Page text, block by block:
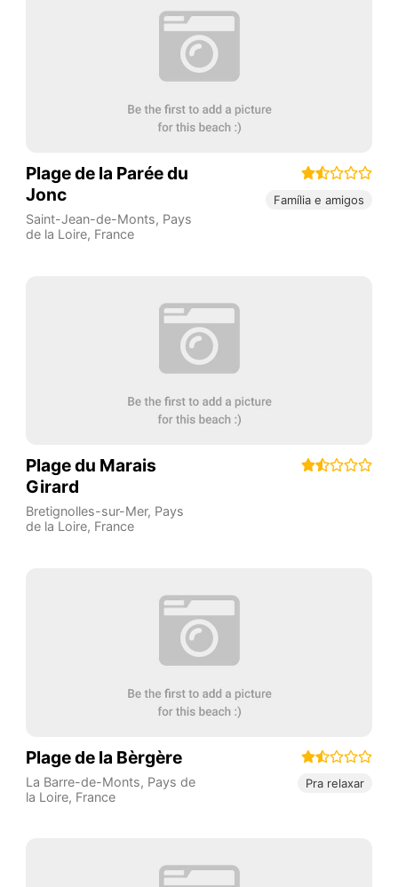
Plage de la Parée du
Jonc
Saint-Jean-de-Monts, Pays
de la Loire, France
Família e amigos
Plage du Marais
Girard
Bretignolles-sur-Mer, Pays
de la Loire, France
Plage de la Bèrgère
La Barre-de-Monts, Pays de
la Loire, France
Pra relaxar